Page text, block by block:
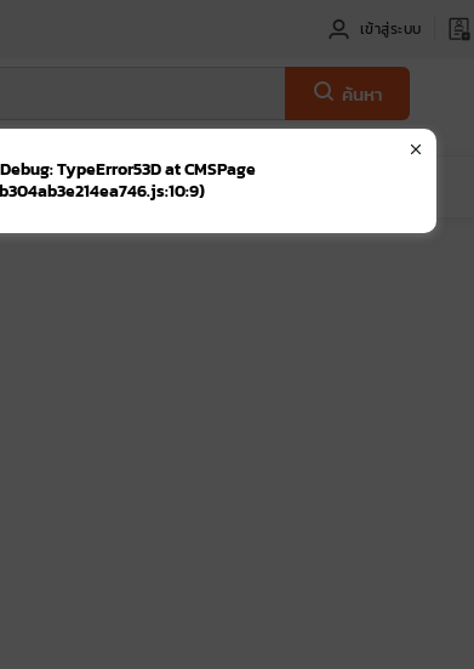
เข้าสู่ระบบ
ค้นหา
TypeError53D at CMSPage